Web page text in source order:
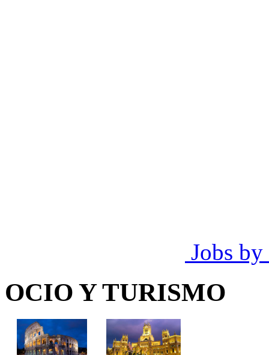
Jobs by
OCIO Y TURISMO